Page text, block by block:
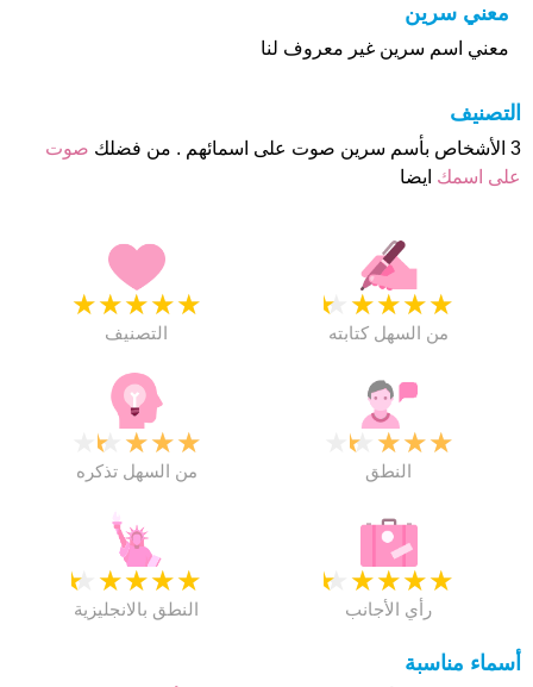
معني سرين
معني اسم سرين غير معروف لنا
التصنيف
3 الأشخاص بأسم سرين صوت على اسمائهم . من فضلك
صوت
على اسمك ايضا
★
★
★
★
★
التصنيف
★
★
★
★
★
من السهل كتابته
★
★
★
★
من السهل تذكره
★
★
★
★
النطق
★
★
★
★
★
النطق بالانجليزية
★
★
★
★
★
رأي الأجانب
أسماء مناسبة